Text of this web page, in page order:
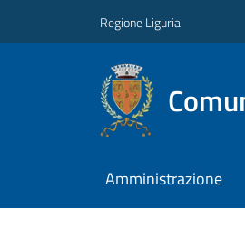
Regione Liguria
Amministrazione